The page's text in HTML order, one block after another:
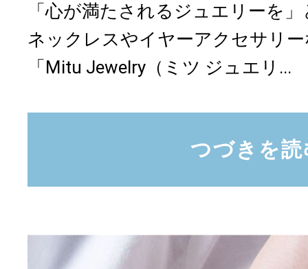
「心が満たされるジュエリーを
ネックレスやイヤーアクセサリ
「Mitu Jewelry（ミツ ジュエリ...
つづきを読